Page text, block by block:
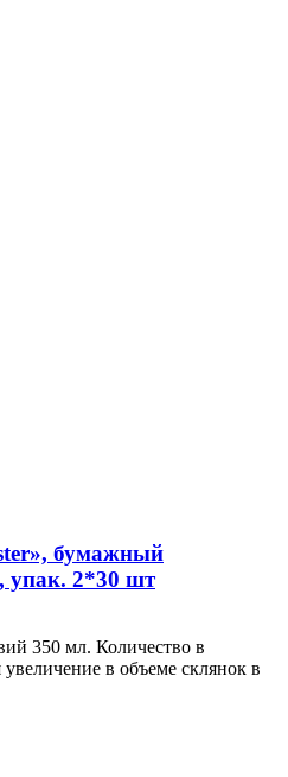
бумажный
упак. 2*30 шт
350 мл. Количество в
в объеме склянок в